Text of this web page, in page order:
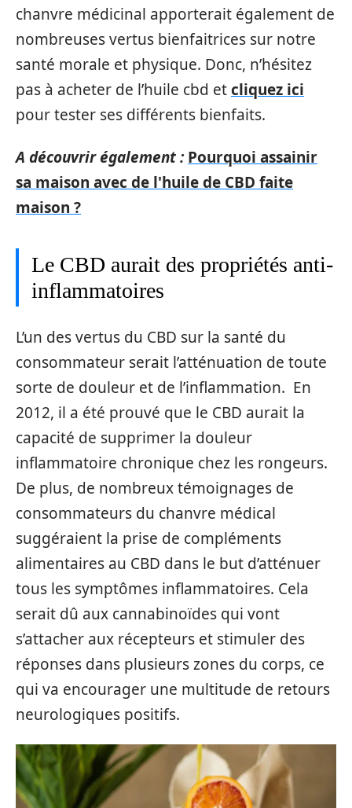
chanvre médicinal apporterait également de
nombreuses vertus bienfaitrices sur notre
santé morale et physique. Donc, n’hésitez
pas à acheter de l’huile cbd etcliquez ici
pour tester ses différents bienfaits.
A découvrir également : Pourquoi assainir
sa maison avec de l'huile de CBD faite
maison ?
Le CBD aurait des propriétés anti-
inflammatoires
L’un des vertus du CBD sur la santé du
consommateur serait l’atténuation de toute
sorte de douleur et de l’inflammation. En
2012, il a été prouvé que le CBD aurait la
capacité de supprimer la douleur
inflammatoire chronique chez les rongeurs.
De plus, de nombreux témoignages de
consommateurs du chanvre médical
suggéraient la prise de compléments
alimentaires au CBD dans le but d’atténuer
tous les symptômes inflammatoires. Cela
serait dû aux cannabinoïdes qui vont
s’attacher aux récepteurs et stimuler des
réponses dans plusieurs zones du corps, ce
qui va encourager une multitude de retours
neurologiques positifs.